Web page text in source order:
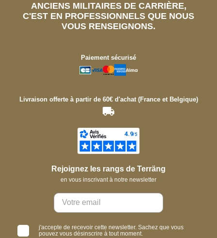
ANCIENS MILITAIRES DE CARRIÈRE,
C'EST EN PROFESSIONNELS QUE NOUS
VOUS RENSEIGNONS.
Paiement sécurisé
Livraison offerte à partir de 60€ d'achat (France et Belgique)
Rejoignez les rangs de Terräng
en vous inscrivant à notre newsletter
j'accepte de recevoir cette newsletter. Sachez que vous
pouvez vous désinscrire à tout moment.